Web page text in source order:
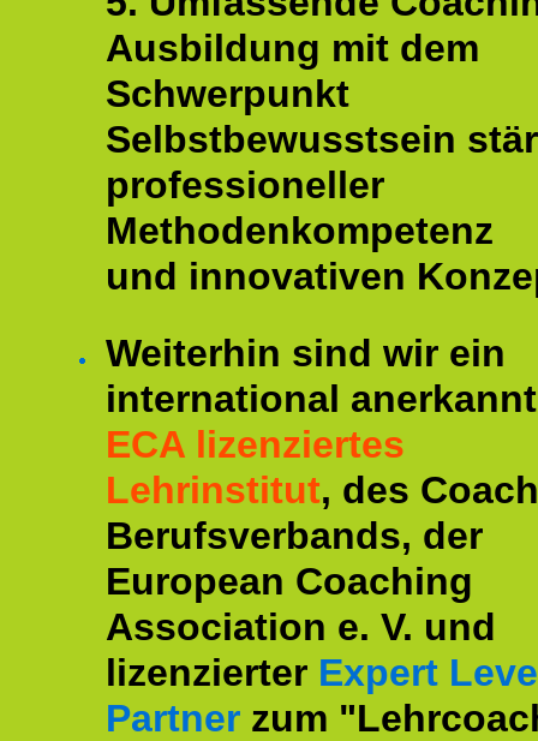
Ausbildung mit dem
Schwerpunkt
Selbstbewusstsein
professioneller
Methodenkompetenz
und innovativen
Weiterhin sind wir ein
international
ECA lizenziertes
Lehrinstitut, des
Berufsverbands, der
European Coaching
Association e. V. und
lizenzierter Expert
Partner zum